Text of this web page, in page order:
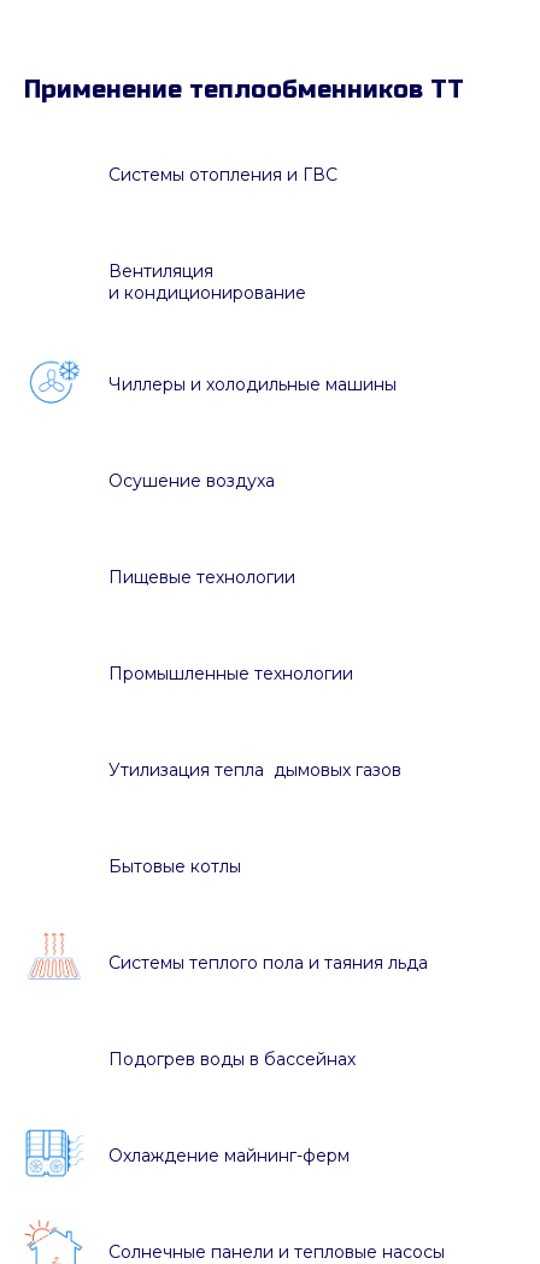
Применение теплообменников ТТ
Системы отопления и ГВС
Вентиляция
и кондиционирование
Чиллеры и холодильные машины
Осушение воздуха
Пищевые технологии
Промышленные технологии
Утилизация тепла дымовых газов
Бытовые котлы
Системы теплого пола и таяния льда
Подогрев воды в бассейнах
Охлаждение майнинг-ферм
Солнечные панели и тепловые насосы